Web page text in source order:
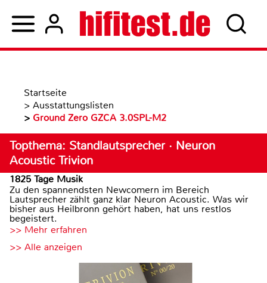
Startseite
> Ausstattungslisten
> Ground Zero GZCA 3.0SPL-M2
Topthema: Standlautsprecher · Neuron
Acoustic Trivion
1825 Tage Musik
Zu den spannendsten Newcomern im Bereich
Lautsprecher zählt ganz klar Neuron Acoustic. Was wir
bisher aus Heilbronn gehört haben, hat uns restlos
begeistert.
>> Mehr erfahren
>> Alle anzeigen